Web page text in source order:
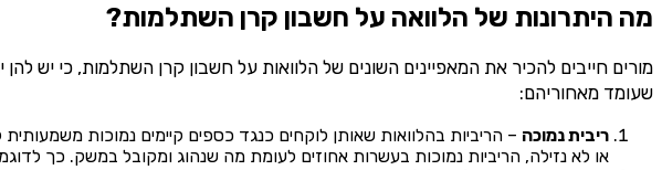
מה היתרונות של הלוואה על חשבון קרן השתלמות?
מורים חייבים להכיר את המאפיינים השונים של הלוואות על חשבון קרן השתלמות, כי יש
שעומד מאחוריהם:
ריבית נמוכה – הריביות בהלוואות שאותן לוקחים כנגד כספים קיימים נמוכות
או לא נזילה, הריביות נמוכות בעשרות אחוזים לעומת מה שנהוג ומקובל במשק. כך לדוגמא טווח הריביות